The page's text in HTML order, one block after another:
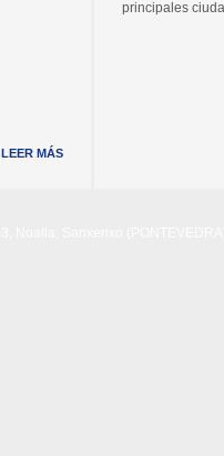
LEER MÁS
principales